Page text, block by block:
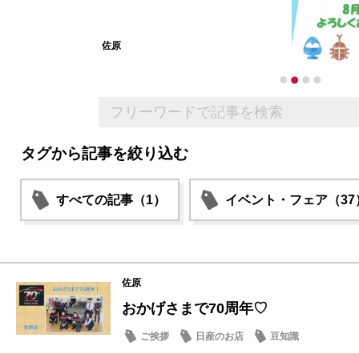
タグから記事を絞り込む
すべての記事（1） イベント・フェア（37
佐原
おかげさまで70周年♡
ご挨拶 日産のお店 豆知識